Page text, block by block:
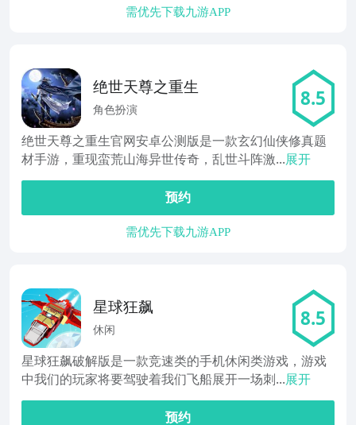
需优先下载九游APP
绝世天尊之重生
角色扮演 8.5
绝世天尊之重生官网安卓公测版是一款玄幻仙侠修真题
材手游，重现蛮荒山海异世传奇，乱世斗阵激...展开
预约
需优先下载九游APP
星球狂飙
休闲 8.5
星球狂飙破解版是一款竞速类的手机休闲类游戏，游戏
中我们的玩家将要驾驶着我们飞船展开一场刺...展开
预约